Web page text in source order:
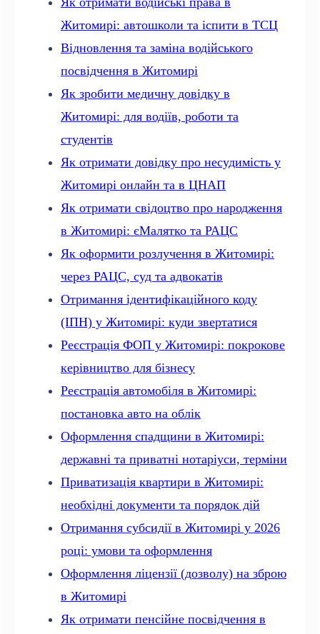
Житомирі: автошколи та іспити в ТСЦ
Відновлення та заміна водійського
посвідчення в Житомирі
Як зробити медичну довідку в
Житомирі: для водіїв, роботи та
студентів
Як отримати довідку про несудимість у
Житомирі онлайн та в ЦНАП
Як отримати свідоцтво про народження
в Житомирі: єМалятко та РАЦС
Як оформити розлучення в Житомирі:
через РАЦС, суд та адвокатів
Отримання ідентифікаційного коду
(ІПН) у Житомирі: куди звертатися
Реєстрація ФОП у Житомирі: покрокове
керівництво для бізнесу
Реєстрація автомобіля в Житомирі:
постановка авто на облік
Оформлення спадщини в Житомирі:
державні та приватні нотаріуси, терміни
Приватизація квартири в Житомирі:
необхідні документи та порядок дій
Отримання субсидії в Житомирі у 2026
році: умови та оформлення
Оформлення ліцензії (дозволу) на зброю
в Житомирі
Як отримати пенсійне посвідчення в